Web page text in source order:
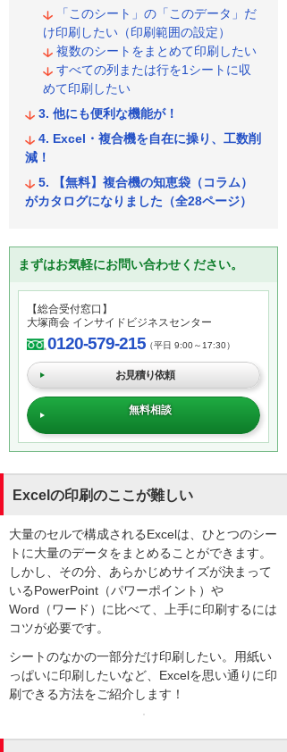
「このシート」の「このデータ」だ
け印刷したい（印刷範囲の設定）
複数のシートをまとめて印刷したい
すべての列または行を1シートに収
めて印刷したい
他にも便利な機能が！
Excel・複合機を自在に操り、工数削
減！
【無料】複合機の知恵袋（コラム）
がカタログになりました（全28ページ）
まずはお気軽にお問い合わせください。
【総合受付窓口】
大塚商会 インサイドビジネスセンター
0120-579-215（平日 9:00～17:30）
お見積り依頼
無料相談
Excelの印刷のここが難しい
大量のセルで構成されるExcelは、ひとつのシー
トに大量のデータをまとめることができます。
しかし、その分、あらかじめサイズが決まって
いるPowerPoint（パワーポイント）や
Word（ワード）に比べて、上手に印刷するには
コツが必要です。
シートのなかの一部分だけ印刷したい。用紙い
っぱいに印刷したいなど、Excelを思い通りに印
刷できる方法をご紹介します！